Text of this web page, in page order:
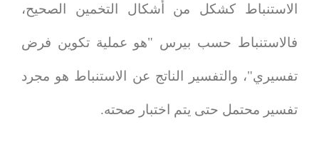
الاستنباط كشكل من أشكال التخمين الصحيح،
فالاستنباط حسب بيرس "هو عملية تكوين فرض
تفسيري"، والتفسير الناتج عن الاستنباط هو مجرد
تفسير محتمل حتى يتم اختبار صحته.